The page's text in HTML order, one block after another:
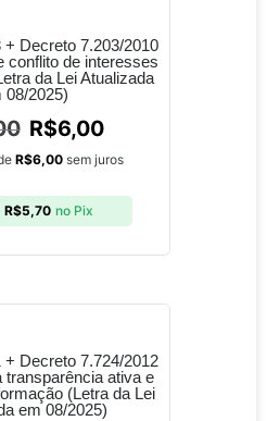
+ Decreto 7.203/2010
conflito de interesses
da Lei Atualizada
08/2025)
R$6,00
R$6,00 sem juros
R$5,70 no Pix
+ Decreto 7.724/2012
transparência ativa e
(Letra da Lei
em 08/2025)